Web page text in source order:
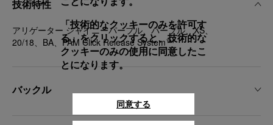
技術特性
アリゲーター シャイニーパープル、パープル、XS、
20/18、BA、PAM Click Release System™
バックル
「技術的なクッキーのみを許可す
る」をクリックすると、技術的な
クッキーのみの使用に同意したこ
とになります。
同意する